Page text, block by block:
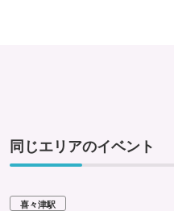
同じエリアのイベント
喜々津駅